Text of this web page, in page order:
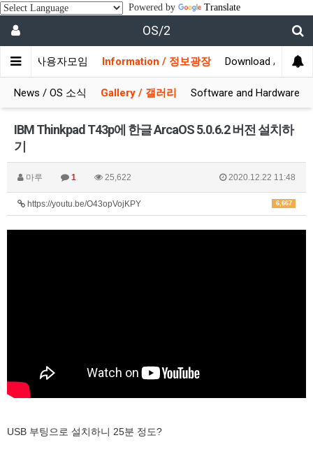
Powered by Translate
OS/2
/ 사용자모임 Information / 정보광장 Download / 자료실
News / OS 소식 Gallery / 갤러리 Software and Hardware
IBM Thinkpad T43p에 한글 ArcaOS 5.0.6.2 버전 설치하
기
마루 1 25,622 2020.12.22 11:48
6,667
https://youtu.be/O43opVojKPY
USB 부팅으로 설치하니 25분 정도?